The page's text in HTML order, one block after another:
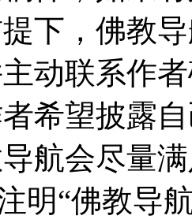
下，佛教
动联系作
希望披露
航会尽量
明“佛教导